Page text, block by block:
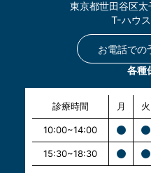
東京都世田谷区
T-ハウ
お電話で
各種
診療時間 月 火
10:00~14:00
15:30~18:30